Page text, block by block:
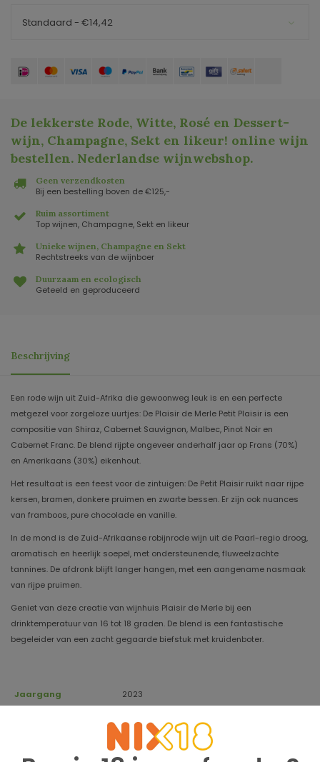
Standaard - €14,42
De lekkerste Rode, Witte, Rosé en Dessert-
wijn, Champagne, Sekt en likeur! online wijn
bestellen. Nederlandse wijnwebshop.
Geen verzendkosten
Bij een bestelling boven de €125,-
Ruim assortiment
Top wijnen, Champagne, Sekt en likeur
Unieke wijnen, Champagne en Sekt
Rechtstreeks van de wijnboer
Duurzaam en ecologisch
Geteeld en geproduceerd
Beschrijving
Een rode wijn uit Zuid-Afrika die gewoonweg leuk is en een perfecte
metgezel voor zorgeloze uurtjes: De Plaisir de Merle Petit Plaisir is een
compositie van Shiraz, Cabernet Sauvignon, Malbec, Pinot Noir en
Cabernet Franc. De blend rijpte ongeveer anderhalf jaar op Frans (70%)
en Amerikaans (30%) eikenhout.
Het resultaat is een feest voor de zintuigen: De Petit Plaisir ruikt naar rijpe
kersen, bramen, donkere pruimen en zwarte bessen. Er zijn ook nuances
van framboos, pure chocolade en vanille.
In de mond is de Zuid-Afrikaanse robijnrode wijn uit de Paarl-regio droog,
aromatisch en heerlijk soepel, met ondersteunende, fluweelzachte
tannines. De afdronk blijft langer hangen, met een aangename nasmaak
van rijpe pruimen.
Geniet van deze creatie van wijnhuis Plaisir de Merle bij een
drinktemperatuur van 16 tot 18 graden. De blend is een fantastische
begeleider van een zacht gegaarde biefstuk met kruidenboter.
Jaargang 2023
Cabernet Sauvignon, Shiraz, Cabernet Franc,
Malbec, Pinot Noir